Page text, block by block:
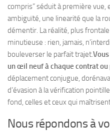
compris” séduit à première vue,
ambiguïté, une linearité que la
démentir. La réalité, plus frontale
minutieuse : rien, jamais,
bouleverser le parfait trajet.
un œil neuf à chaque contrat ou
déplacement conjugue,
d’évasion à la vérification
fond, celles et ceux qui
Nous répondons à